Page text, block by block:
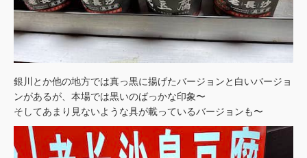
銀川とか他の地方では真っ黒に揚げたバージョンと白いバージョ
ンがあるが、本場では黒いのばっかな印象〜
そしてあまり見ないような具が載っているバージョンも〜